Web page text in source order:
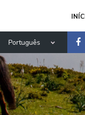
Português